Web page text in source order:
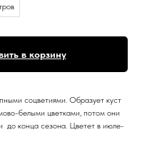
в корзину
соцветиями. Образует куст
белыми цветками, потом они
до конца сезона. Цветет в июле-